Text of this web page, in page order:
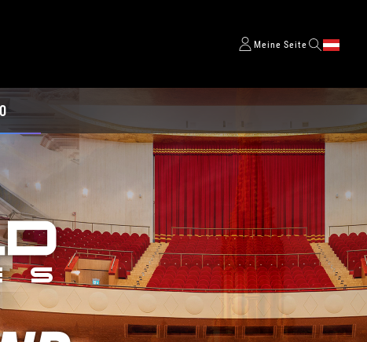
Meine Seite